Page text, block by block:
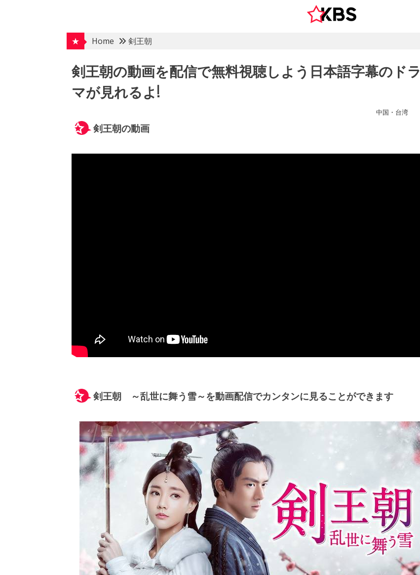
★
Home 剣王朝
剣王朝の動画を配信で無料視聴しよう日本語字幕のドラ
マが見れるよ!
中国・台湾
剣王朝の動画
剣王朝 ～乱世に舞う雪～を動画配信でカンタンに見ることができます